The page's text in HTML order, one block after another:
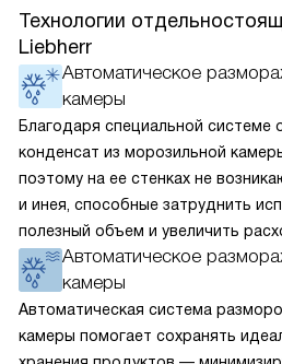
Технологии
Liebherr
Автоматическое
камеры
Благодаря специальной системе
конденсат из морозильной
поэтому на ее стенках не
и инея, способные затруднить
полезный объем и увеличить
Соответстве нет необходимости
размораживаниях, поскольку
автоматически.
Автоматическое
камеры
Автоматическая система
камеры помогает сохранять